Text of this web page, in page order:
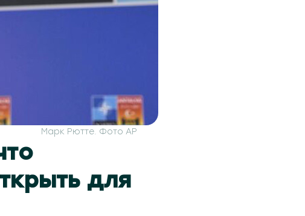
Марк Рютте. Фото АР
для